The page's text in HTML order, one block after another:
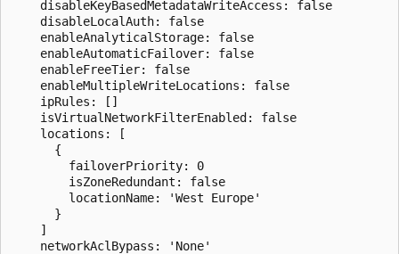
    disableKeyBasedMetadataWriteAccess: false
    disableLocalAuth: false
    enableAnalyticalStorage: false
    enableAutomaticFailover: false
    enableFreeTier: false
    enableMultipleWriteLocations: false
    ipRules: []
    isVirtualNetworkFilterEnabled: false
    locations: [
      {
        failoverPriority: 0
        isZoneRedundant: false
        locationName: 'West Europe'
      }
    ]
    networkAclBypass: 'None'